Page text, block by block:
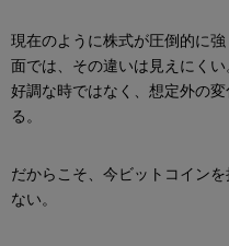
現在のように株式が圧倒的に
面では、その違いは見えにく
好調な時ではなく、想定外の
る。
だからこそ、今ビットコイン
ない。